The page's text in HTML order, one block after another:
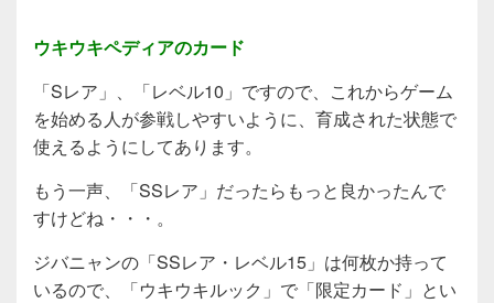
ウキウキペディアのカード
「Sレア」、「レベル10」ですので、これからゲーム
を始める人が参戦しやすいように、育成された状態で
使えるようにしてあります。
もう一声、「SSレア」だったらもっと良かったんで
すけどね・・・。
ジバニャンの「SSレア・レベル15」は何枚か持って
いるので、「ウキウキルック」で「限定カード」とい